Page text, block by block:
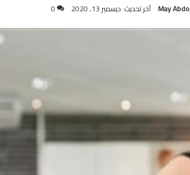
May Abdo آخر تحديث: ديسمبر 13, 2020 0